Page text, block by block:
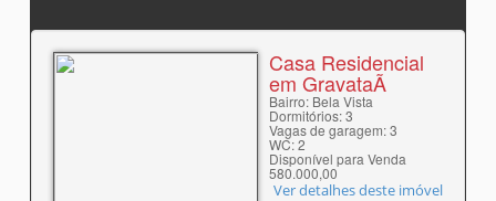
Casa Residencial
em GravataÃ­
Bairro: Bela Vista
Dormitórios: 3
Vagas de garagem: 3
WC: 2
Disponível para Venda
580.000,00
Ver detalhes deste imóvel